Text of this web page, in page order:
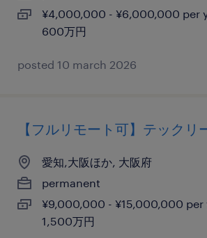
¥4,000,000 - ¥6,000,000 per
600万円
posted 10 march 2026
【フルリモート可】テックリ
愛知,大阪ほか, 大阪府
permanent
¥9,000,000 - ¥15,000,000 per
1,500万円